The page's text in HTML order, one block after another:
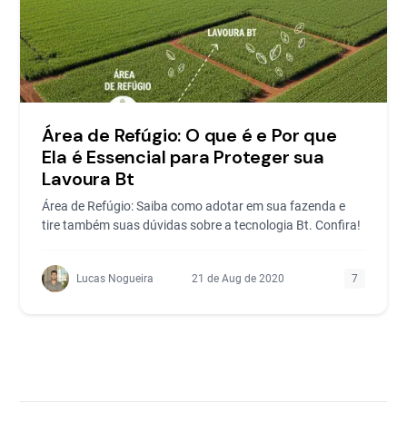
Área de Refúgio: O que é e Por que
Ela é Essencial para Proteger sua
Lavoura Bt
Área de Refúgio: Saiba como adotar em sua fazenda e
tire também suas dúvidas sobre a tecnologia Bt. Confira!
Lucas Nogueira 21 de Aug de 2020 7